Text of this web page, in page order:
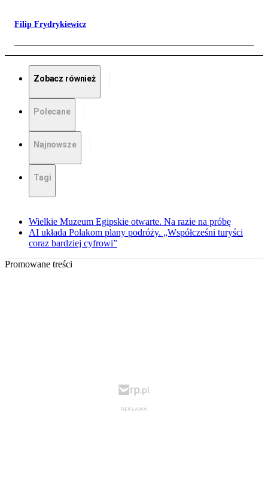
Filip Frydrykiewicz
Zobacz również
Polecane
Najnowsze
Tagi
Wielkie Muzeum Egipskie otwarte. Na razie na próbę
AI układa Polakom plany podróży. „Współcześni turyści
coraz bardziej cyfrowi”
Promowane treści